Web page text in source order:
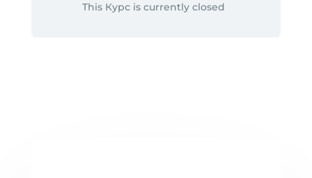
This Курс is currently closed